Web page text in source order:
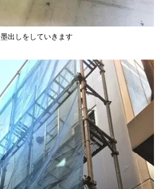
墨出しをしていきます